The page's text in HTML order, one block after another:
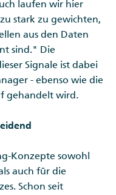
laufen wir hier
stark zu gewichten,
aus den Daten
sind." Die
Signale ist dabei
- ebenso wie die
gehandelt wird.
Konzepte sowohl
auch für die
Schon seit